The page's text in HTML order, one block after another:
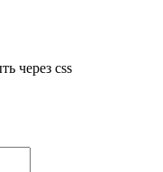
через css